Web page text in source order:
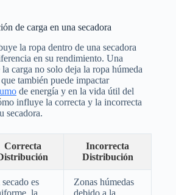
de carga en una secadora
la ropa dentro de una secadora
en su rendimiento. Una
carga no solo deja la ropa húmeda
también puede impactar
de energía y en la vida útil del
influye la correcta y la incorrecta
secadora.
Correcta
Incorrecta
Distribución
es
la
Zonas húmedas
debido a la